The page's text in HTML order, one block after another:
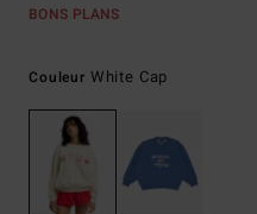
BONS PLANS
Couleur White Cap